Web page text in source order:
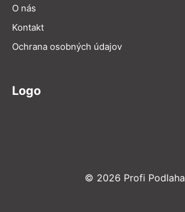
O nás
Kontakt
Ochrana osobných údajov
Logo
© 2026 Profi Podlaha